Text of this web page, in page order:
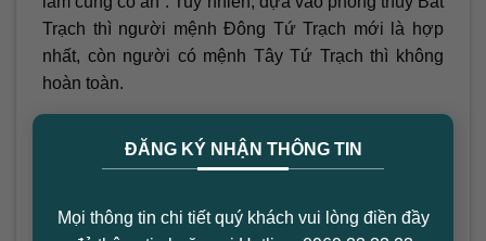
ĐĂNG KÝ NHẬN THÔNG TIN
Mọi thông tin chi tiết quý khách vui lòng điền đầy
Trạch thì người mệnh Đông Tứ Trạch mới là hợp
nhất, còn người có mệnh Tây Tứ Trạch thì không
hoàn toàn.